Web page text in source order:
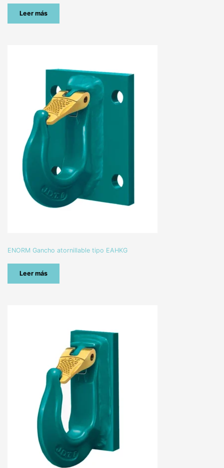
Leer más
ENORM Gancho atornillable tipo EAHKG
Leer más